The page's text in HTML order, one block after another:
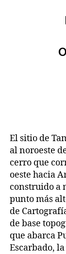
El sitio de
al noroeste
cerro que
oeste hacia
construido a
punto más
de
de base
que abarca
Escarbado,